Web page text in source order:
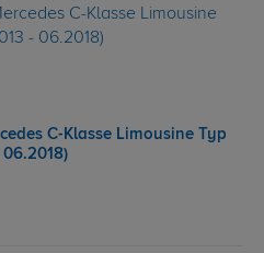
C-Klasse Limousine Typ